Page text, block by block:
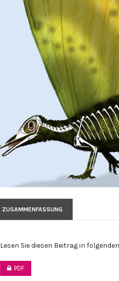
ZUSAMMENFASSUNG
Lesen Sie diesen Beitrag in
PDF